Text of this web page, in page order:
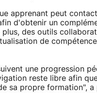
apprenant peut
d'obtenir un
des outils
de
une progression
reste libre afin
sa propre formation", a